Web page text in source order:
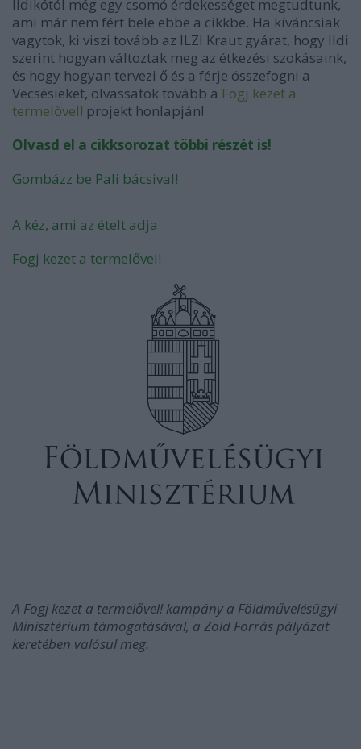
Ildikótól még egy csomó érdekességet megtudtunk,
ami már nem fért bele ebbe a cikkbe. Ha kíváncsiak
vagytok, ki viszi tovább az ILZI Kraut gyárat, hogy Ildi
szerint hogyan változtak meg az étkezési szokásaink,
és hogy hogyan tervezi ő és a férje összefogni a
Vecsésieket, olvassatok tovább a Fogj kezet a
termelővel! projekt honlapján!
Olvasd el a cikksorozat többi részét is!
Gombázz be Pali bácsival!
A kéz, ami az ételt adja
Fogj kezet a termelővel!
A Fogj kezet a termelővel! kampány a Földművelésügyi
Minisztérium támogatásával, a Zöld Forrás pályázat
keretében valósul meg.